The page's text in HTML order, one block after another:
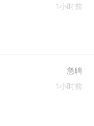
1小时前
急聘
1小时前